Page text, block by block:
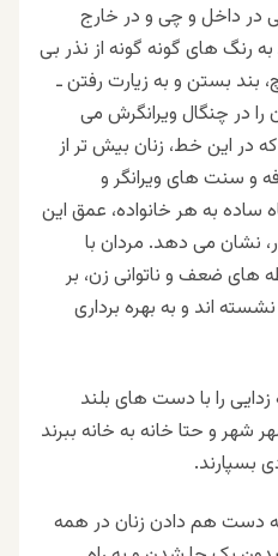
در داخل و چی و در خارج
رنگ های گونه گونه از نذر بی
بند بستن و به زیارت رفتن ـ
را در چنگال ویرانگرش می
در این خط، زنان بیش تر از
و سنت های ویرانگر و
ساده به هر خانواده، عمق این
نشان می دهد. مردان با
های ضعف و ناتوانی زن، بر
نشسته اند و به بهره برداری
زدایی را با دست های بلند
شهر و حتا خانه به خانه ببرند
بسپارند.
دست هم دادن زنان در همه